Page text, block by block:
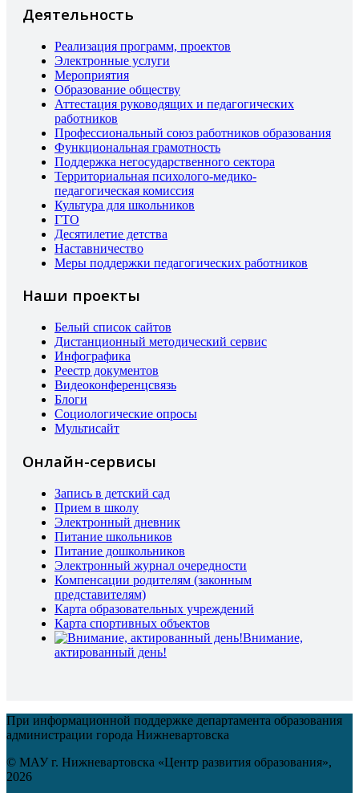
Деятельность
Реализация программ, проектов
Электронные услуги
Мероприятия
Образование обществу
Аттестация руководящих и педагогических
работников
Профессиональный союз работников образования
Функциональная грамотность
Поддержка негосударственного сектора
Территориальная психолого-медико-
педагогическая комиссия
Культура для школьников
ГТО
Десятилетие детства
Наставничество
Меры поддержки педагогических работников
Наши проекты
Белый список сайтов
Дистанционный методический сервис
Инфографика
Реестр документов
Видеоконференцсвязь
Блоги
Социологические опросы
Мультисайт
Онлайн-сервисы
Запись в детский сад
Прием в школу
Электронный дневник
Питание школьников
Питание дошкольников
Электронный журнал очередности
Компенсации родителям (законным
представителям)
Карта образовательных учреждений
Карта спортивных объектов
Внимание,
актированный день!
При информационной поддержке департамента образования
администрации города Нижневартовска
© МАУ г. Нижневартовска «Центр развития образования»,
2026